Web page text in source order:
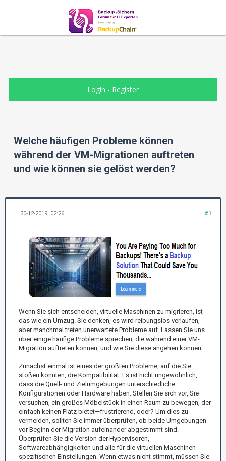
Login - Register
Welche häufigen Probleme können
während der VM-Migrationen auftreten
und wie können sie gelöst werden?
#1
30-12-2019, 02:26
Wenn Sie sich entscheiden, virtuelle Maschinen zu migrieren, ist
das wie ein Umzug. Sie denken, es wird reibungslos verlaufen,
aber manchmal treten unerwartete Probleme auf. Lassen Sie uns
über einige häufige Probleme sprechen, die während einer VM-
Migration auftreten können, und wie Sie diese angehen können.
Zunächst einmal ist eines der größten Probleme, auf die Sie
stoßen könnten, die Kompatibilität. Es ist nicht ungewöhnlich,
dass die Quell- und Zielumgebungen unterschiedliche
Konfigurationen oder Hardware haben. Stellen Sie sich vor, Sie
versuchen, ein großes Möbelstück in einen Raum zu bewegen, der
einfach keinen Platz bietet—frustrierend, oder? Um dies zu
vermeiden, sollten Sie immer überprüfen, ob beide Umgebungen
vor Beginn der Migration aufeinander abgestimmt sind.
Überprüfen Sie die Version der Hypervisoren,
Softwareabhängigkeiten und alle für die virtuellen Maschinen
spezifischen Einstellungen. Wenn etwas nicht stimmt, müssen Sie